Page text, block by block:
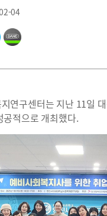
04
연구센터는 지난 11일
적으로 개최했다.